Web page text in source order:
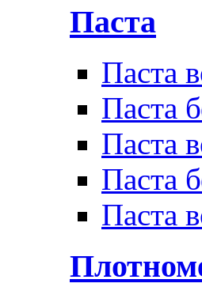
Паста
Паста
Паста
Паста
Паста
Паста